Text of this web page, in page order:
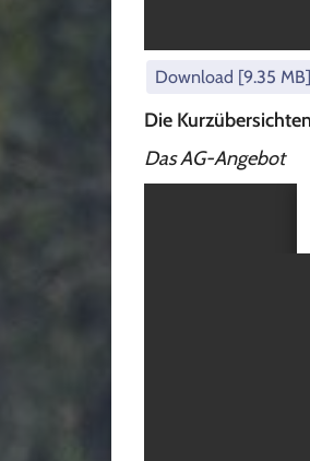
Download [9.35 MB]
Die
Das AG-Angebot